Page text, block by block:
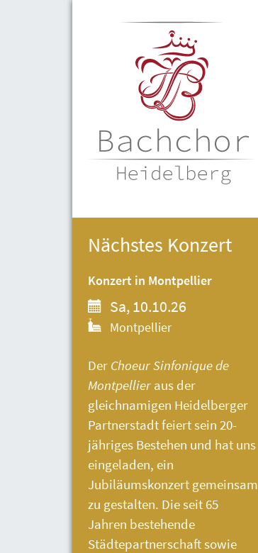
Nächstes Konzert
Konzert in Montpellier
Sa, 10.10.26
Montpellier
Der Choeur Sinfonique de
Montpellier aus der
gleichnamigen Heidelberger
Partnerstadt feiert sein 20-
jähriges Bestehen und hat uns
eingeladen, ein
Jubiläumskonzert gemeinsam
zu gestalten. Die seit 65
Jahren bestehende
Städtepartnerschaft sowie